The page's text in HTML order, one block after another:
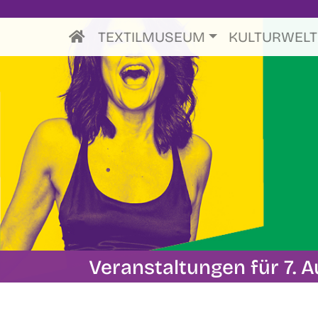
TEXTILMUSEUM
Veranstaltungen für 7.